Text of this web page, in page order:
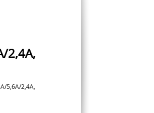
2,4A,
5,6A/2,4A,